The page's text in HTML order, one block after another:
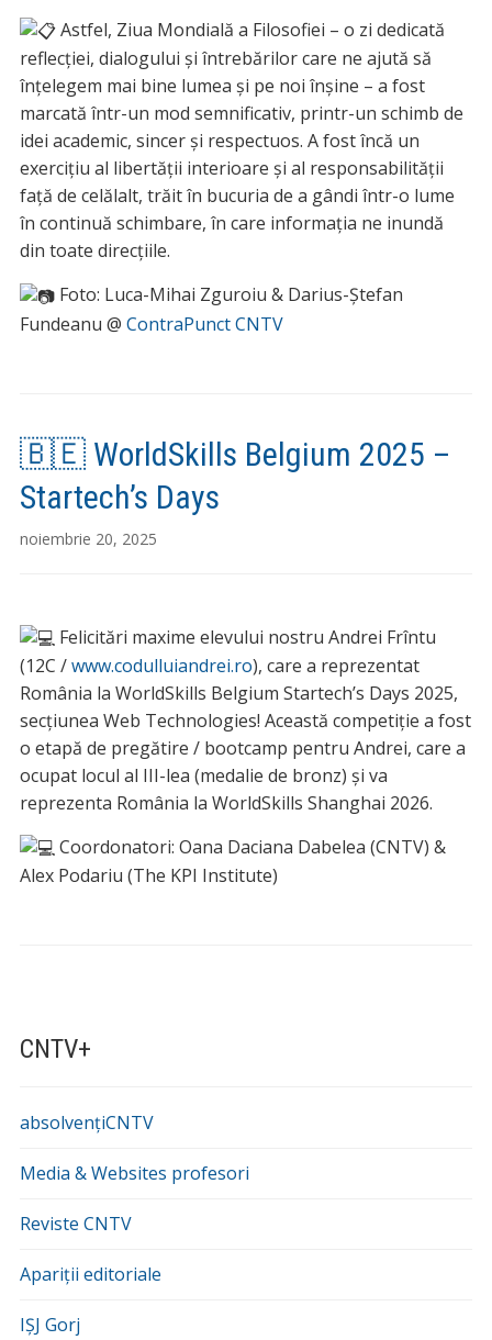
CNTV+
absolvențiCNTV
Media & Websites profesori
Reviste CNTV
Apariții editoriale
IȘJ Gorj
Astfel, Ziua Mondială a Filosofiei – o zi dedicată
reflecției, dialogului și întrebărilor care ne ajută să
înțelegem mai bine lumea și pe noi înșine – a fost
marcată într-un mod semnificativ, printr-un schimb de
idei academic, sincer și respectuos. A fost încă un
exercițiu al libertății interioare și al responsabilității
față de celălalt, trăit în bucuria de a gândi într-o lume
în continuă schimbare, în care informația ne inundă
din toate direcțiile.
Foto: Luca-Mihai Zguroiu & Darius-Ștefan
Fundeanu @ ContraPunct CNTV
🇧🇪 WorldSkills Belgium 2025 –
Startech’s Days
noiembrie 20, 2025
Felicitări maxime elevului nostru Andrei Frîntu
(12C /www.codulluiandrei.ro), care a reprezentat
România la WorldSkills Belgium Startech’s Days 2025,
secțiunea Web Technologies! Această competiție a fost
o etapă de pregătire / bootcamp pentru Andrei, care a
ocupat locul al III-lea (medalie de bronz) și va
reprezenta România la WorldSkills Shanghai 2026.
Coordonatori: Oana Daciana Dabelea (CNTV) &
Alex Podariu (The KPI Institute)